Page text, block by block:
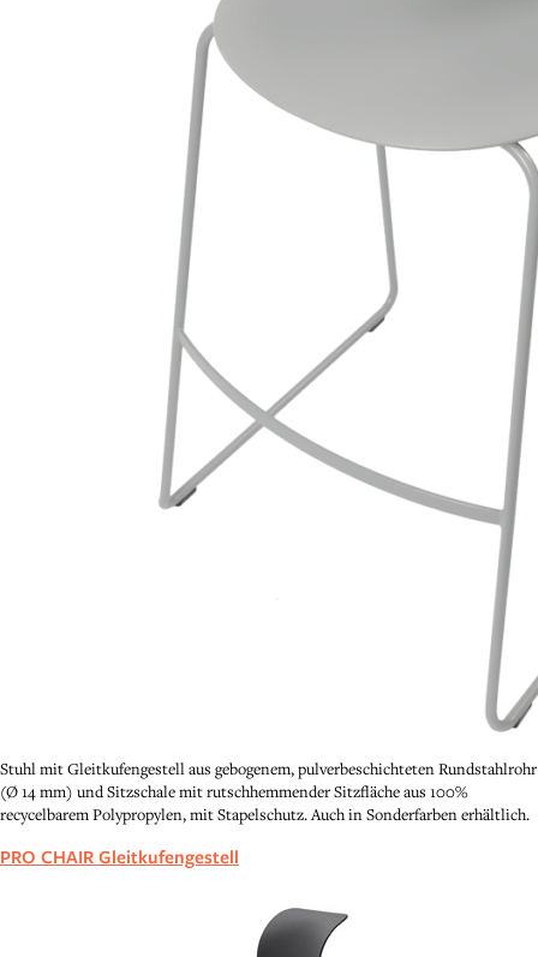
Stuhl mit Gleitkufengestell aus gebogenem, pulverbeschichteten Rundstahlrohr
(Ø 14 mm) und Sitzschale mit rutschhemmender Sitzfläche aus 100%
recycelbarem Polypropylen, mit Stapelschutz. Auch in Sonderfarben erhältlich.
PRO CHAIR Gleitkufengestell